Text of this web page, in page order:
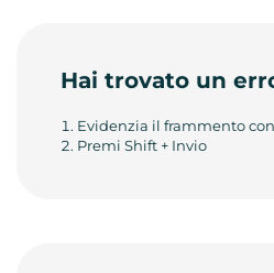
Hai trovato un
Evidenzia il frammento
Premi Shift + Invio